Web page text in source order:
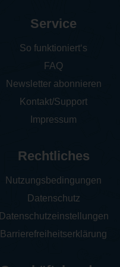
Service
So funktioniert‘s
FAQ
Newsletter abonnieren
Kontakt/Support
Impressum
Rechtliches
Nutzungsbedingungen
Datenschutz
Datenschutzeinstellungen
Barrierefreiheitserklärung